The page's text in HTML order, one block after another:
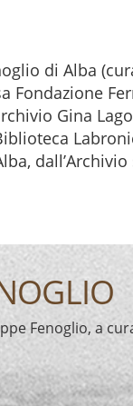
di Alba
Gina
Fenoglio, a